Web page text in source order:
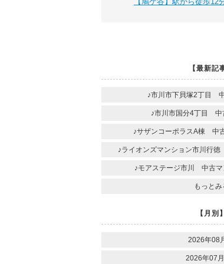
【最新記
♪市川市下貝塚2丁目
♪市川市国分4丁目
♪サザンコーポラスA棟 中
♪ライオンズマンション市川行
♪モアステージ市川 中古
もっとみ
【月別】
2026年08
2026年07